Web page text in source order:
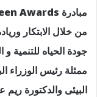
من خلال الابتكار
جودة الحياه للتنمية
ممثلة رئيس الوزراء
البيئى والدكتورة